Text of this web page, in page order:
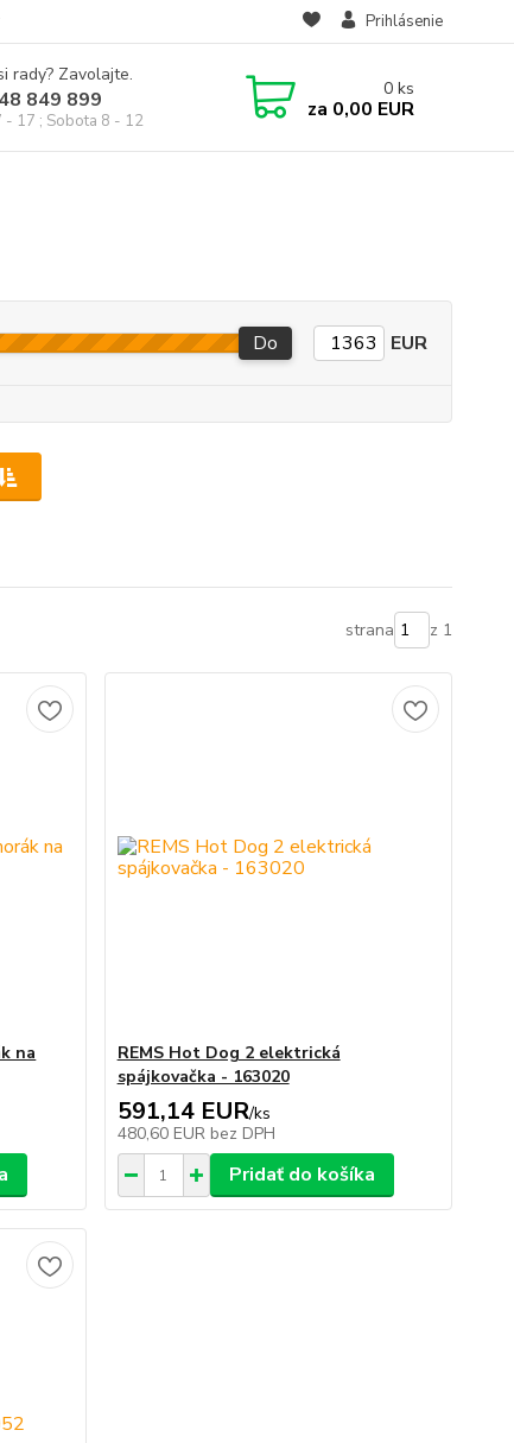
Prihlásenie
rady? Zavolajte.
849 899
- 17 ; Sobota 8 - 12
0 ks
za 0,00 EUR
Do EUR
strana z 1
na
REMS Hot Dog 2 elektrická
spájkovačka - 163020
591,14 EUR/ks
480,60 EUR bez DPH
Pridať do košíka